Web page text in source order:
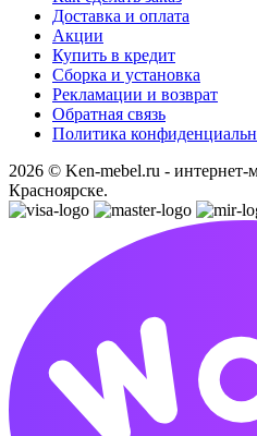
Доставка и оплата
Акции
Купить в кредит
Сборка и установка
Рекламации и возврат
Обратная связь
Политика
2026 © Ken-mebel.ru - интернет-
Красноярске.